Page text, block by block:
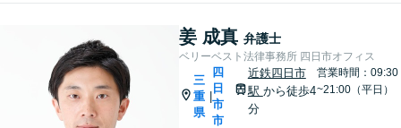
姜 成真 弁護士
ベリーベスト法律事務所 四日市オフィス
三
重
県
四
日
市
市
近鉄四日市
駅 から徒歩4
分
営業時間：09:30
~21:00（平日）